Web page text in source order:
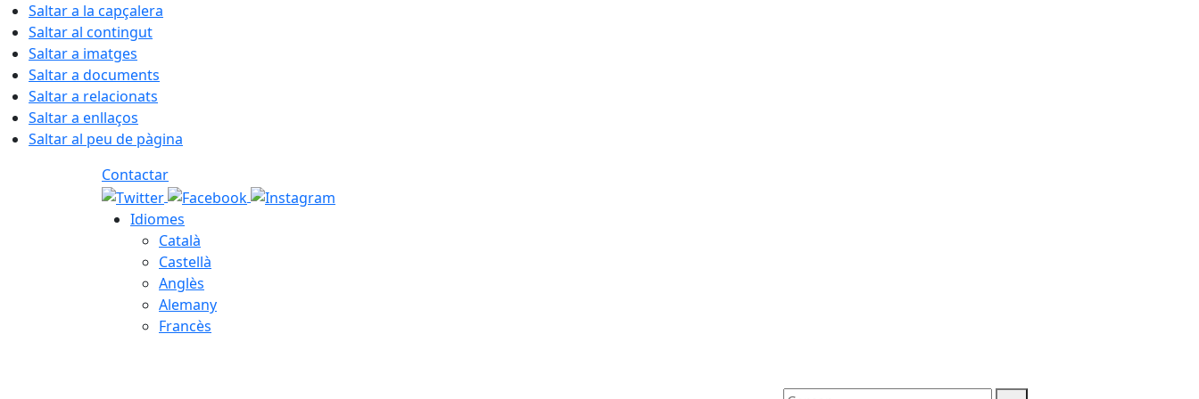
Saltar a la capçalera
Saltar al contingut
Saltar a imatges
Saltar a documents
Saltar a relacionats
Saltar a enllaços
Saltar al peu de pàgina
Contactar
Idiomes
Català
Castellà
Anglès
Alemany
Francès